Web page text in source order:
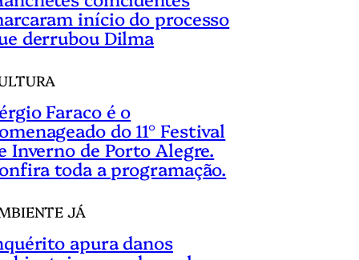
início do processo
derrubou Dilma
Faraco é o
do 11° Festival
Inverno de Porto Alegre.
toda a programação.
JÁ
apura danos